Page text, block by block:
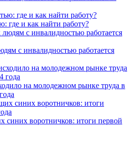
где и как найти работу?
с инвалидностью работается
на молодежном рынке труда в
синих воротничков: итоги первой